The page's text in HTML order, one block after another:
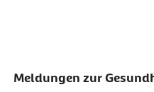
Meldungen zur